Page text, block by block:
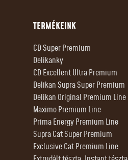
TERMÉKEINK
CD Super Premium
Delikanky
CD Excellent Ultra Premium
Delikan Supra Super Premium
Delikan Original Premium Line
Maximo Premium Line
Prima Energy Premium Line
Supra Cat Super Premium
Exclusive Cat Premium Line